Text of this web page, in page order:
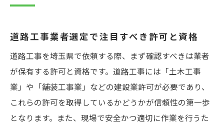
道路工事業者選定で注目すべき許可と資格
道路工事を埼玉県で依頼する際、まず確認すべきは業者
が保有する許可と資格です。道路工事には「土木工事
業」や「舗装工事業」などの建設業許可が必要であり、
これらの許可を取得しているかどうかが信頼性の第一歩
となります。また、現場で安全かつ適切に作業を行うた